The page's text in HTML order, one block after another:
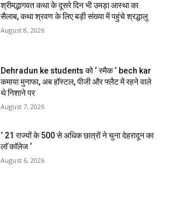
श्रीमद्भागवत कथा के दूसरे दिन भी उमड़ा आस्था का
सैलाब, कथा श्रवण के लिए बड़ी संख्या में पहुंचे श्रद्धालु
August 8, 2026
Dehradun ke students को ‘ स्मैक ‘ bech kar
कमाया मुनाफा, अब हॉस्टल, पीजी और फ्लैट में रहने वाले
थे निशाने पर
August 7, 2026
‘ 21 राज्यों के 500 से अधिक छात्रों ने चुना देहरादून का
लाॅ काॅलेज ‘
August 6, 2026